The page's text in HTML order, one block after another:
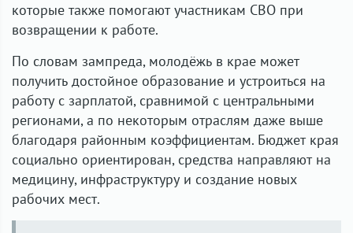
которые также помогают участникам СВО при
возвращении к работе.
По словам зампреда, молодёжь в крае может
получить достойное образование и устроиться на
работу с зарплатой, сравнимой с центральными
регионами, а по некоторым отраслям даже выше
благодаря районным коэффициентам. Бюджет края
социально ориентирован, средства направляют на
медицину, инфраструктуру и создание новых
рабочих мест.